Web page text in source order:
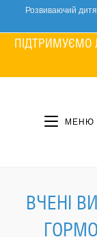
content
Розвиваючий
МЕНЮ
ВЧЕНІ